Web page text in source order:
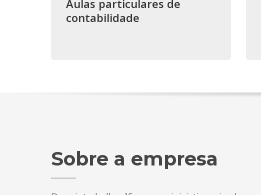
Aulas particulares de
contabilidade
Sobre a empresa